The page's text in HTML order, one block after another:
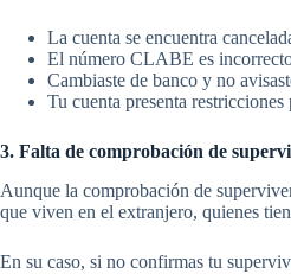
La cuenta se encuentra
El número CLABE es
Cambiaste de banco y no
Tu cuenta presenta restricciones
3. Falta de comprobación de
Aunque la comprobación de
que viven en el extranjero, quienes
En su caso, si no confirmas tu